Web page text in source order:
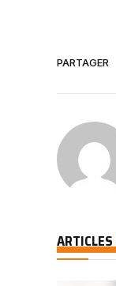
PARTAGER
ARTICLES